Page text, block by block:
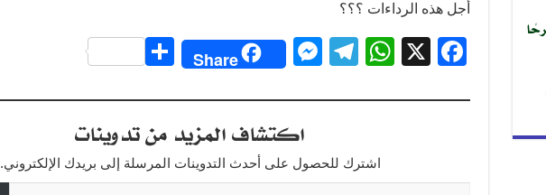
أجل هذه الرداءات ؟؟؟
F
c
X
W
at
A
T
e
gr
a
M
ss
e
n
Share
ar
e
اكتشاف المزيد من تدوينات
اشترك للحصول على أحدث التدوينات المرسلة إلى بريدك الإلكتروني.